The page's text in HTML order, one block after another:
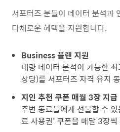
서포터즈 분들이 데이터 분석과
다채로운 혜택을 지원합니다.
Business 플랜 지원
대량 데이터 분석이 가능한
상당)를 서포터즈 자격 유지
지인 추천 쿠폰 매월 3장 지급
주변 동료들에게 선물할 수
료 사용권' 쿠폰을 매달 3장